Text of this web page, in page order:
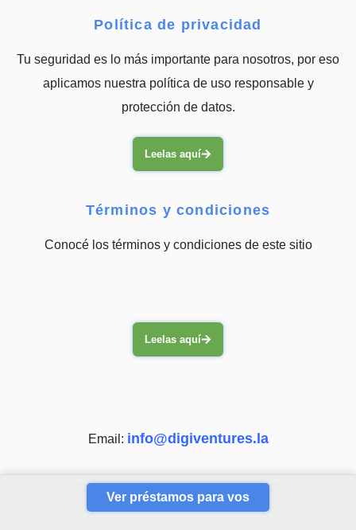
Ver préstamos para vos
Política de privacidad
Tu seguridad es lo más importante para nosotros, por eso
aplicamos nuestra política de uso responsable y
protección de datos.
Leelas aquí
Términos y condiciones
Conocé los términos y condiciones de este sitio
Leelas aquí
Email: info@digiventures.la